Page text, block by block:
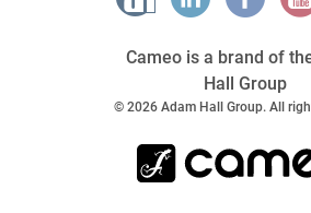
Cameo is a brand of
Hall Group
© 2026 Adam Hall Group. All